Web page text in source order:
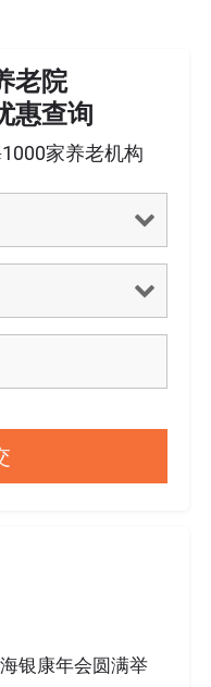
老院
惠查询
家养老机构
银康年会圆满举